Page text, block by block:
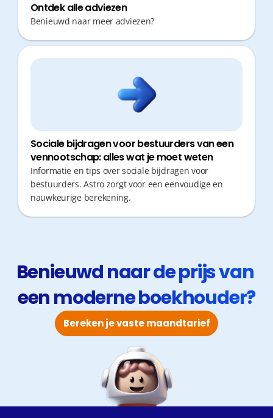
Ontdek alle adviezen
Benieuwd naar meer adviezen?
Sociale bijdragen voor bestuurders van een
vennootschap: alles wat je moet weten
Informatie en tips over sociale bijdragen voor
bestuurders. Astro zorgt voor een eenvoudige en
nauwkeurige berekening.
Benieuwd naar de prijs van
een moderne boekhouder?
Bereken je vaste maandtarief